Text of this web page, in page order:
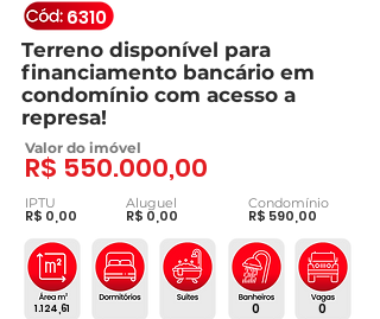
6310
Terreno disponível para
financiamento bancário em
condomínio com acesso a
represa!
Valor do imóvel
R$ 550.000,00
IPTU
R$ 0,00
Aluguel
R$ 0,00
Condomínio
R$ 590,00
0 0
1.124,61